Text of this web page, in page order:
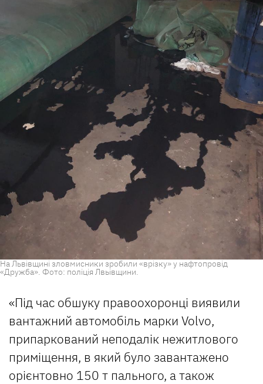
На Львівщині зловмисники зробили «врізку» у нафтопровід
«Дружба». Фото: поліція Лвьівщини.
«Під час обшуку правоохоронці виявили
вантажний автомобіль марки Volvo,
припаркований неподалік нежитлового
приміщення, в який було завантажено
орієнтовно 150 т пального, а також